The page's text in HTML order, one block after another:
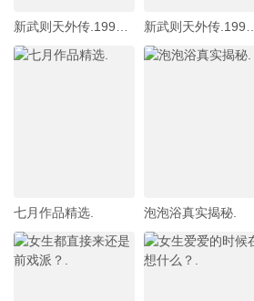
七月作品精选. 泡泡浴真实揭秘.